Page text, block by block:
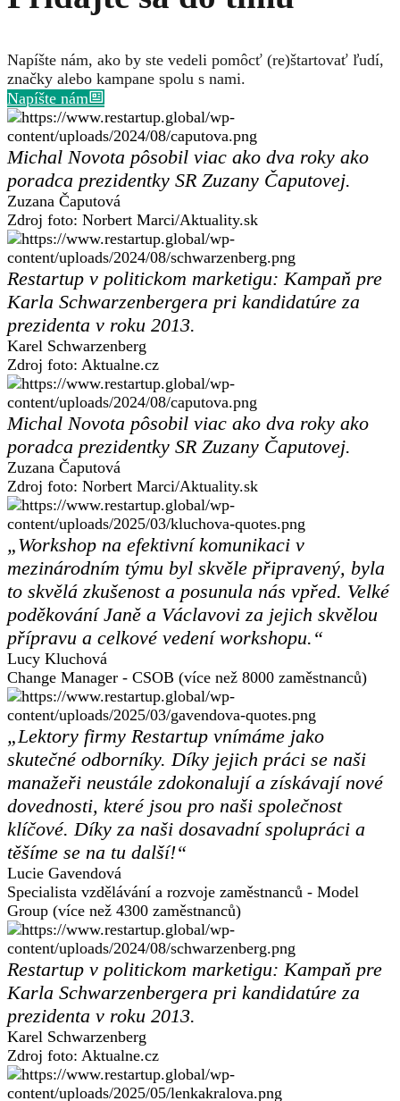
Napíšte nám, ako by ste vedeli pomôcť (re)štartovať ľudí,
značky alebo kampane spolu s nami.
Napíšte nám
Michal Novota pôsobil viac ako dva roky ako
poradca prezidentky SR Zuzany Čaputovej.
Zuzana Čaputová
Zdroj foto: Norbert Marci/Aktuality.sk
Restartup v politickom marketigu: Kampaň pre
Karla Schwarzenbergera pri kandidatúre za
prezidenta v roku 2013.
Karel Schwarzenberg
Zdroj foto: Aktualne.cz
Michal Novota pôsobil viac ako dva roky ako
poradca prezidentky SR Zuzany Čaputovej.
Zuzana Čaputová
Zdroj foto: Norbert Marci/Aktuality.sk
„Workshop na efektivní komunikaci v
mezinárodním týmu byl skvěle připravený, byla
to skvělá zkušenost a posunula nás vpřed. Velké
poděkování Janě a Václavovi za jejich skvělou
přípravu a celkové vedení workshopu.“
Lucy Kluchová
Change Manager - CSOB (více než 8000 zaměstnanců)
„Lektory firmy Restartup vnímáme jako
skutečné odborníky. Díky jejich práci se naši
manažeři neustále zdokonalují a získávají nové
dovednosti, které jsou pro naši společnost
klíčové. Díky za naši dosavadní spolupráci a
těšíme se na tu další!“
Lucie Gavendová
Specialista vzdělávání a rozvoje zaměstnanců - Model
Group (více než 4300 zaměstnanců)
Restartup v politickom marketigu: Kampaň pre
Karla Schwarzenbergera pri kandidatúre za
prezidenta v roku 2013.
Karel Schwarzenberg
Zdroj foto: Aktualne.cz